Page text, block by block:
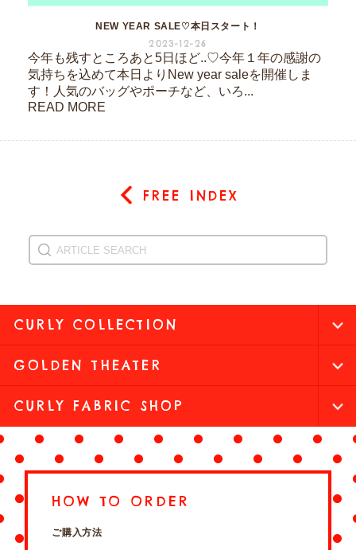
NEW YEAR SALE♡本日スタート！
2023-12-26
今年も残すところあと5日ほど..♡今年１年の感謝の
気持ちを込めて本日よりNew year saleを開催しま
す！人気のバッグやポーチなど、いろ...
READ MORE
FREE INDEX
CURLY COLLECTION
GOLDEN THEATER
CURLY FABRIC SHOP
HOW TO ORDER
ご購入方法